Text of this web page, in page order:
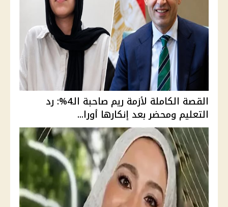
القصة الكاملة لأزمة ريم صاحبة الـ4%: رد
التعليم ومحضر بعد إنكارها أورا...